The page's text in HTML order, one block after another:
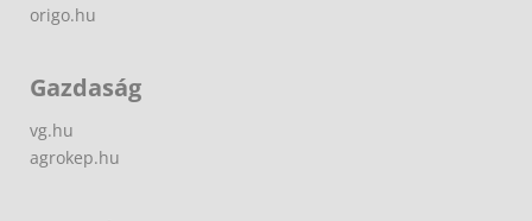
origo.hu
Gazdaság
vg.hu
agrokep.hu